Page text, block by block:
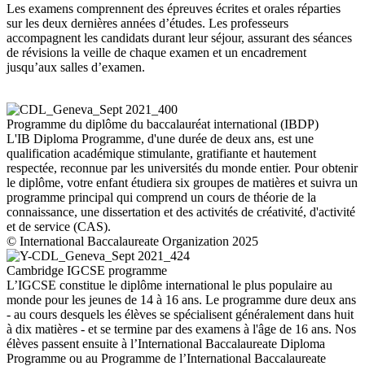
Les examens comprennent des épreuves écrites et orales réparties
sur les deux dernières années d’études. Les professeurs
accompagnent les candidats durant leur séjour, assurant des séances
de révisions la veille de chaque examen et un encadrement
jusqu’aux salles d’examen.
Programme du diplôme du baccalauréat international (IBDP)
L'IB Diploma Programme, d'une durée de deux ans, est une
qualification académique stimulante, gratifiante et hautement
respectée, reconnue par les universités du monde entier. Pour obtenir
le diplôme, votre enfant étudiera six groupes de matières et suivra un
programme principal qui comprend un cours de théorie de la
connaissance, une dissertation et des activités de créativité, d'activité
et de service (CAS).
© International Baccalaureate Organization 2025
Cambridge IGCSE programme
L’IGCSE constitue le diplôme international le plus populaire au
monde pour les jeunes de 14 à 16 ans. Le programme dure deux ans
- au cours desquels les élèves se spécialisent généralement dans huit
à dix matières - et se termine par des examens à l'âge de 16 ans. Nos
élèves passent ensuite à l’International Baccalaureate Diploma
Programme ou au Programme de l’International Baccalaureate